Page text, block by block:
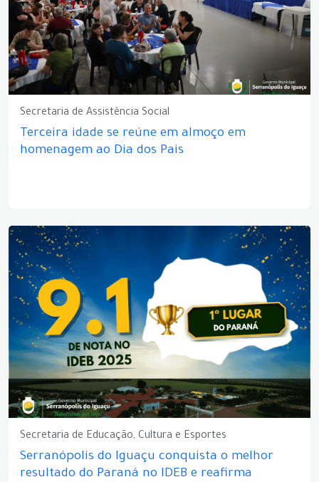
Secretaria de Assistência Social
Terceira idade se reúne em almoço em
homenagem ao Dia dos Pais
Secretaria de Educação, Cultura e Esportes
Serranópolis do Iguaçu conquista o melhor
resultado do Paraná no IDEB e reafirma